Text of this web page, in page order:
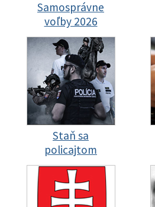
Samosprávne
voľby 2026
Staň sa
policajtom